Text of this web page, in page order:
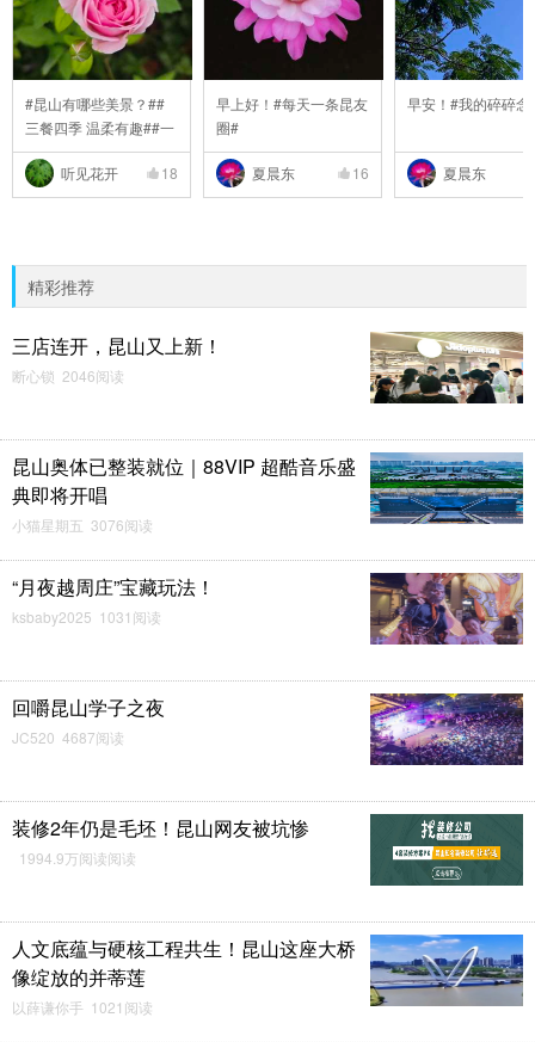
#昆山有哪些美景？##
三餐四季 温柔有趣##一
..
听见花开
18
早上好！#每天一条昆友
圈#
夏晨东 16
早安！#我的碎碎念
夏晨东
精彩推荐
三店连开，昆山又上新！
断心锁 2046阅读
昆山奥体已整装就位｜88VIP 超酷音乐盛
典即将开唱
小猫星期五 3076阅读
“月夜越周庄”宝藏玩法！
ksbaby2025 1031阅读
回嚼昆山学子之夜
JC520 4687阅读
装修2年仍是毛坯！昆山网友被坑惨
1994.9万阅读阅读
人文底蕴与硬核工程共生！昆山这座大桥
像绽放的并蒂莲
以薛谦你手 1021阅读